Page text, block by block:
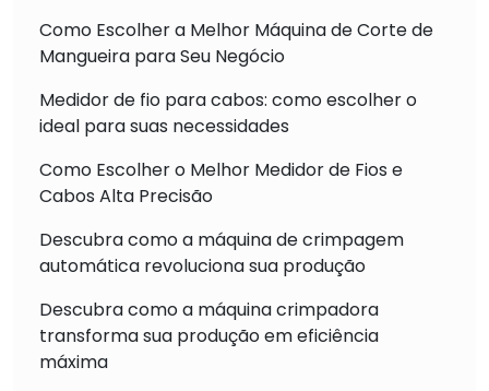
Como Escolher a Melhor Máquina de Corte de
Mangueira para Seu Negócio
Medidor de fio para cabos: como escolher o
ideal para suas necessidades
Como Escolher o Melhor Medidor de Fios e
Cabos Alta Precisão
Descubra como a máquina de crimpagem
automática revoluciona sua produção
Descubra como a máquina crimpadora
transforma sua produção em eficiência
máxima